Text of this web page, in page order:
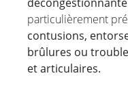
Griffe du
Thym
Genièvre
particulièrement
contusions,
brûlures ou
et articulaires.